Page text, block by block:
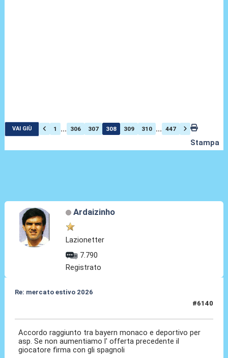
VAI GIÙ 1 ... 306 307 308 309 310 ... 447
Stampa
Ardaizinho
Lazionetter
7.790
Registrato
Re: mercato estivo 2026
#6140
Accordo raggiunto tra bayern monaco e deportivo per
asp. Se non aumentiamo l' offerta precedente il
giocatore firma con gli spagnoli